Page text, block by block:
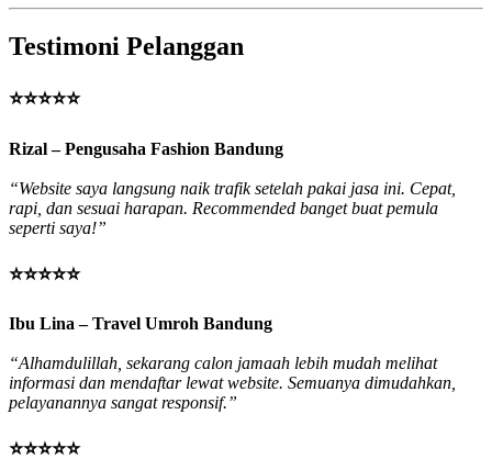
Testimoni Pelanggan
⭐⭐⭐⭐⭐
Rizal – Pengusaha Fashion Bandung
“Website saya langsung naik trafik setelah pakai jasa ini. Cepat,
rapi, dan sesuai harapan. Recommended banget buat pemula
seperti saya!”
⭐⭐⭐⭐⭐
Ibu Lina – Travel Umroh Bandung
“Alhamdulillah, sekarang calon jamaah lebih mudah melihat
informasi dan mendaftar lewat website. Semuanya dimudahkan,
pelayanannya sangat responsif.”
⭐⭐⭐⭐⭐